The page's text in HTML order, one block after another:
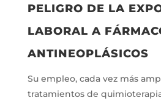
PELIGRO DE LA
LABORAL A
ANTINEOPLÁSICOS
Su empleo, cada vez más
tratamientos de